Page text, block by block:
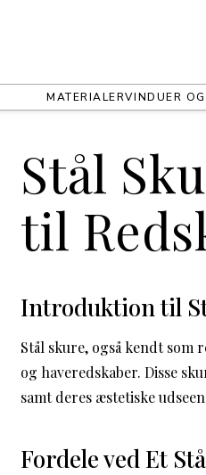
MATERIALERVINDUER
Stål
til
Introduktion til
Stål skure, også kendt
og haveredskaber. Disse
samt deres æstetiske
Fordele ved Et